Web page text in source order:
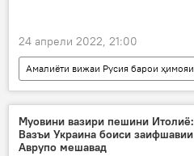
24 апрели 2022, 21:00
Дар Русия
ҳавопаймо
нобуд
артиши Русия
Муовини вазири пешини Итолиё:
Вазъи Украина боиси заифшавии
Аврупо мешавад